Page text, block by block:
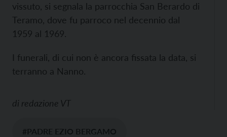
vissuto, si segnala la parrocchia San Berardo di
Teramo, dove fu parroco nel decennio dal
1959 al 1969.
I funerali, di cui non è ancora fissata la data, si
terranno a Nanno.
di redazione VT
#PADRE EZIO BERGAMO